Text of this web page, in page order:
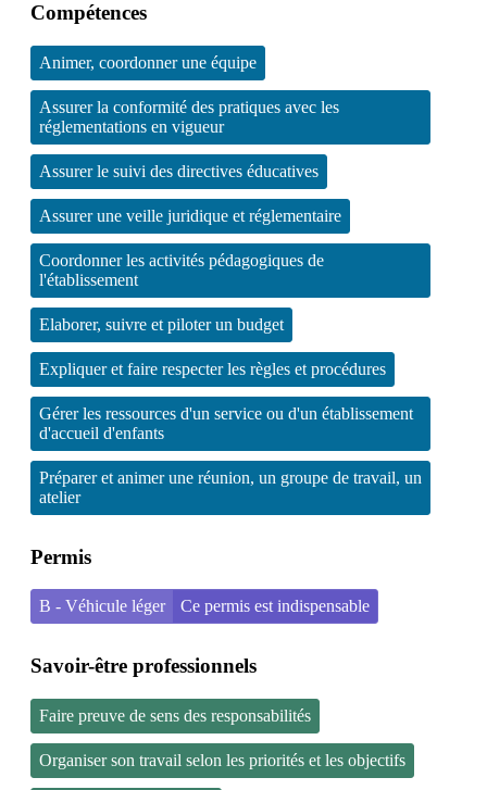
Compétences
Animer, coordonner une équipe
Assurer la conformité des pratiques avec les
réglementations en vigueur
Assurer le suivi des directives éducatives
Assurer une veille juridique et réglementaire
Coordonner les activités pédagogiques de
l'établissement
Elaborer, suivre et piloter un budget
Expliquer et faire respecter les règles et procédures
Gérer les ressources d'un service ou d'un établissement
d'accueil d'enfants
Préparer et animer une réunion, un groupe de travail, un
atelier
Permis
B - Véhicule léger Ce permis est indispensable
Savoir-être professionnels
Faire preuve de sens des responsabilités
Organiser son travail selon les priorités et les objectifs